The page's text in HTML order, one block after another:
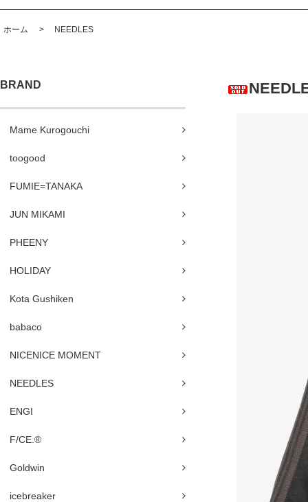
ホーム > NEEDLES
BRAND
Mame Kurogouchi
toogood
FUMIE=TANAKA
JUN MIKAMI
PHEENY
HOLIDAY
Kota Gushiken
babaco
NICENICE MOMENT
NEEDLES
ENGI
F/CE.®
Goldwin
icebreaker